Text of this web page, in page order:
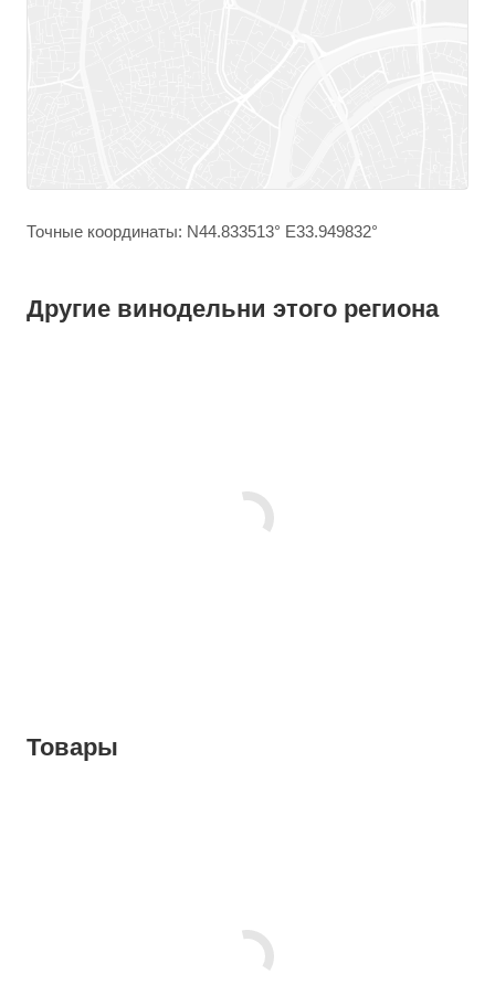
Точные координаты: N44.833513° E33.949832°
Другие винодельни этого региона
Товары